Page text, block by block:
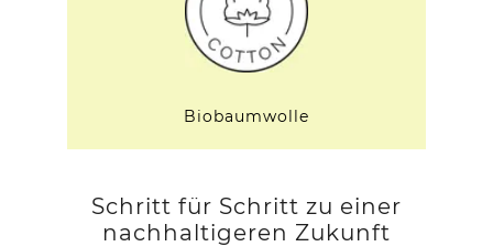
Biobaumwolle
Schritt für Schritt zu einer
nachhaltigeren Zukunft